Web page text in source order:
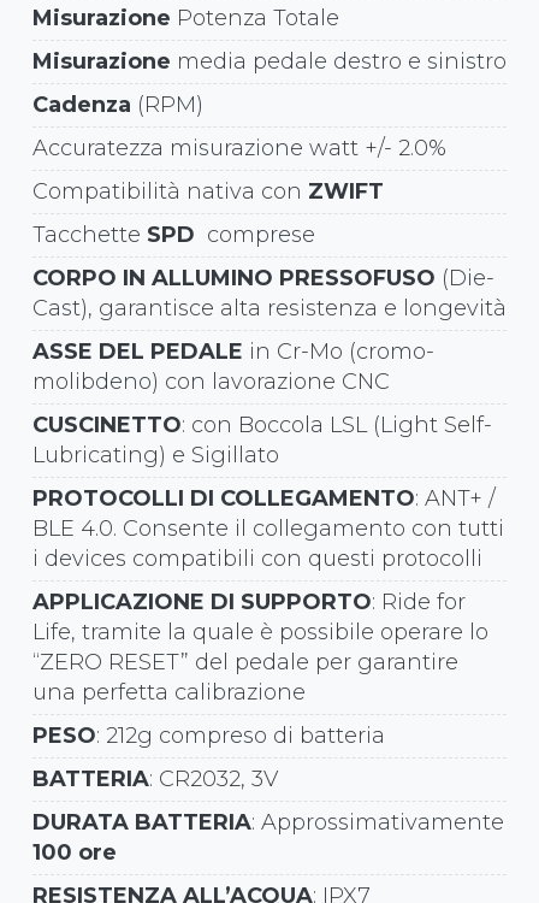
Misurazione Potenza Totale
Misurazione media pedale destro e sinistro
Cadenza (RPM)
Accuratezza misurazione watt +/- 2.0%
Compatibilità nativa con ZWIFT
Tacchette SPD comprese
CORPO IN ALLUMINO PRESSOFUSO (Die-
Cast), garantisce alta resistenza e longevità
ASSE DEL PEDALE in Cr-Mo (cromo-
molibdeno) con lavorazione CNC
CUSCINETTO: con Boccola LSL (Light Self-
Lubricating) e Sigillato
PROTOCOLLI DI COLLEGAMENTO: ANT+ /
BLE 4.0. Consente il collegamento con tutti
i devices compatibili con questi protocolli
APPLICAZIONE DI SUPPORTO: Ride for
Life, tramite la quale è possibile operare lo
“ZERO RESET” del pedale per garantire
una perfetta calibrazione
PESO: 212g compreso di batteria
BATTERIA: CR2032, 3V
DURATA BATTERIA: Approssimativamente
100 ore
RESISTENZA ALL’ACQUA: IPX7